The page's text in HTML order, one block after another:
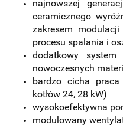
najnowszej
ceramicznego
zakresem
procesu spalania i
dodatkowy system
nowoczesnych
bardzo cicha
kotłów 24, 28 kW)
wysokoefektywna
modulowany